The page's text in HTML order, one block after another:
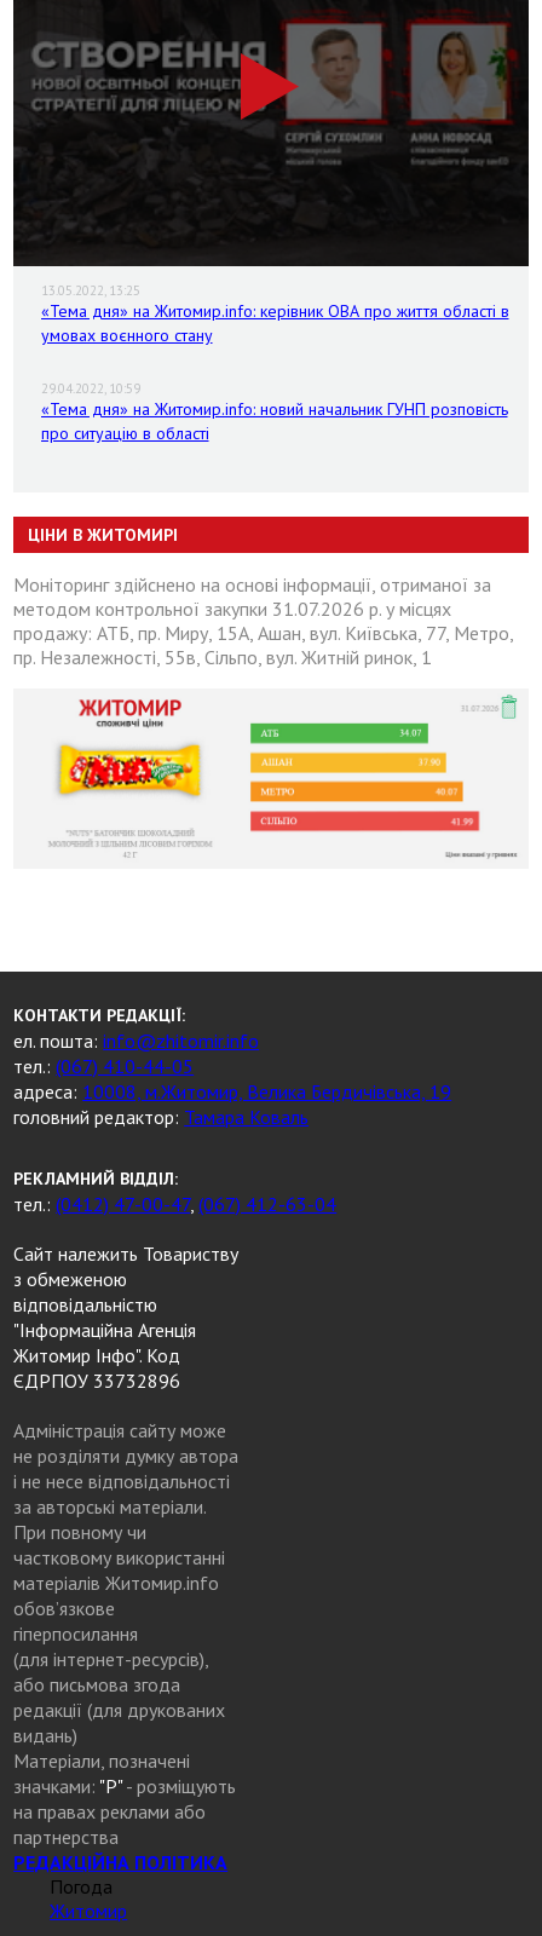
13.05.2022, 13:25
«Тема дня» на Житомир.info: керівник ОВА про життя області в
умовах воєнного стану
29.04.2022, 10:59
«Тема дня» на Житомир.info: новий начальник ГУНП розповість
про ситуацію в області
ЦІНИ В ЖИТОМИРІ
Моніторинг здійснено на основі інформації, отриманої за
методом контрольної закупки 31.07.2026 р. у місцях
продажу: АТБ, пр. Миру, 15А, Ашан, вул. Київська, 77, Метро,
пр. Незалежності, 55в, Сільпо, вул. Житній ринок, 1
КОНТАКТИ РЕДАКЦІЇ:
ел. пошта:info@zhitomir.info
тел.:(067) 410-44-05
адреса: 10008, м.Житомир, Велика Бердичівська, 19
головний редактор: Тамара Коваль
РЕКЛАМНИЙ ВІДДІЛ:
тел.:(0412) 47-00-47,(067) 412-63-04
Сайт належить Товариству
з обмеженою
відповідальністю
"Інформаційна Агенція
Житомир Інфо". Код
ЄДРПОУ 33732896
Адміністрація сайту може
не розділяти думку автора
і не несе відповідальності
за авторські матеріали.
При повному чи
частковому використанні
матеріалів Житомир.info
обов’язкове
гіперпосилання
(для інтернет-ресурсів),
або письмова згода
редакції (для друкованих
видань)
Матеріали, позначені
значками: "Р"- розміщують
на правах реклами або
партнерства
РЕДАКЦІЙНА ПОЛІТИКА
Погода
Житомир